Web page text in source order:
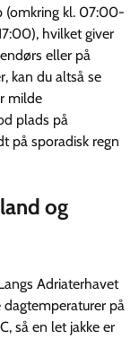
(omkring kl. 07:00-
hvilket giver
eller på
kan du altså se
milde
plads på
på sporadisk regn
og
Adriaterhavet
dagtemperaturer på
så en let jakke er